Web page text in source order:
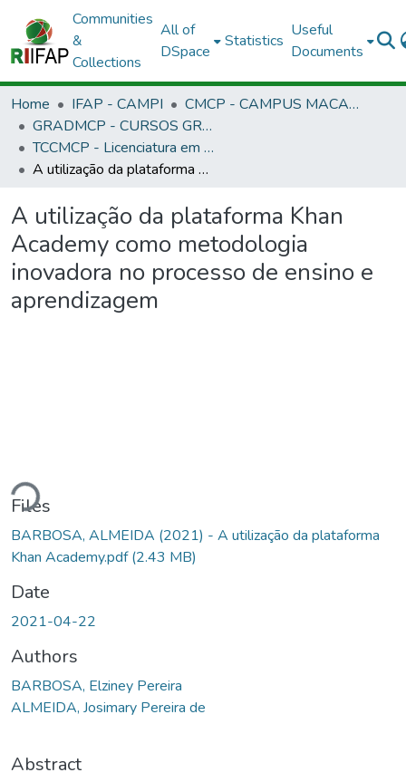
Communities
&
Collections
All of
DSpace
Statistics
Useful
Documents
Home IFAP - CAMPI
CMCP - CAMPUS MACAPÁ
GRADMCP - CURSOS GRADUAÇÃO - CAMPUS MACAPÁ
TCCMCP - Licenciatura em Informática
A utilização da plataforma Khan Academy como metodologia inovadora no processo de ensino e aprendizagem
A utilização da plataforma Khan
Academy como metodologia
inovadora no processo de ensino e
aprendizagem
Files
BARBOSA, ALMEIDA (2021) - A utilização da plataforma
Khan Academy.pdf(2.43 MB)
Date
2021-04-22
Authors
BARBOSA, Elziney Pereira
ALMEIDA, Josimary Pereira de
Abstract